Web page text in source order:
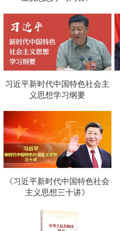
习近平新时代中国特色社会主
义思想学习纲要
《习近平新时代中国特色社会
主义思想三十讲》